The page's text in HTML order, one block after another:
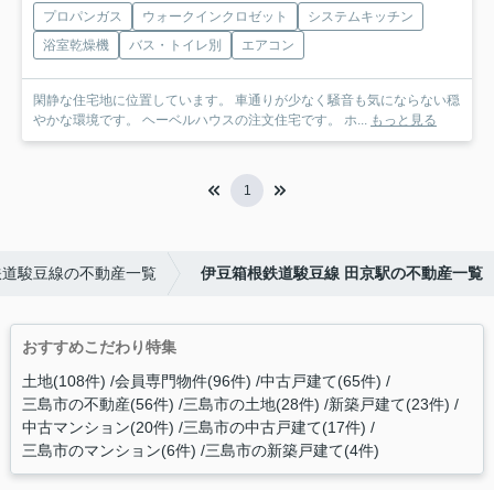
プロパンガス ウォークインクロゼット
システムキッチン
浴室乾燥機
バス・トイレ別 エアコン
閑静な住宅地に位置しています。 車通りが少なく騒音も気にならない穏
やかな環境です。 ヘーベルハウスの注文住宅です。 ホ... もっと見る
1
駿豆線の不動産一覧 伊豆箱根鉄道駿豆線 田京駅の不動産一覧
おすすめこだわり特集
土地(108件) 会員専門物件(96件) 中古戸建て(65件)
三島市の不動産(56件) 三島市の土地(28件) 新築戸建て(23件)
中古マンション(20件) 三島市の中古戸建て(17件)
三島市のマンション(6件) 三島市の新築戸建て(4件)